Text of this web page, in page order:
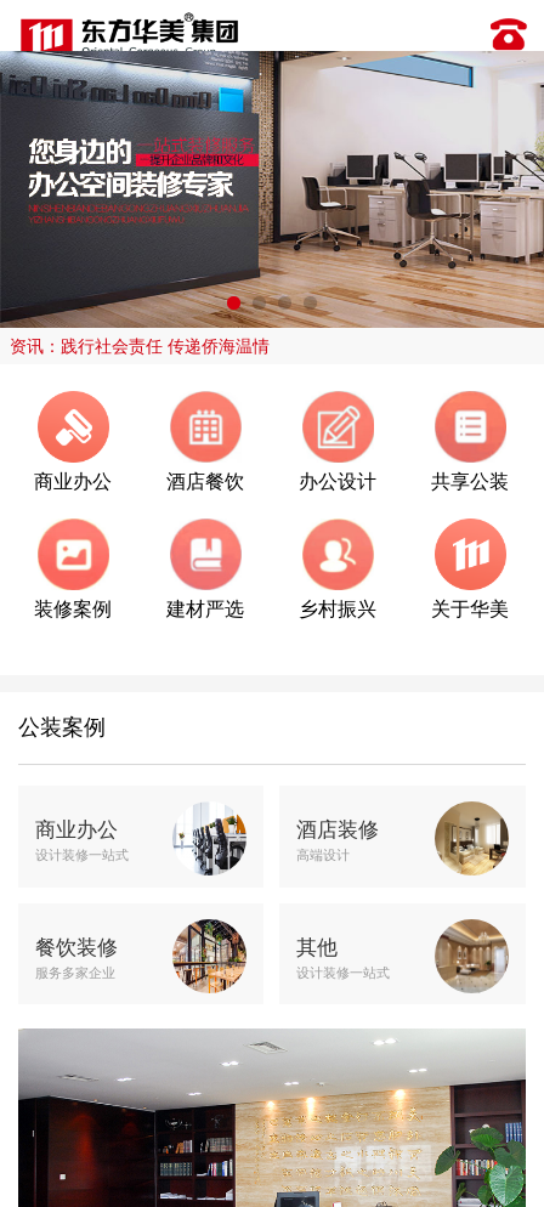
资讯：践行社会责任 传递侨海温情
商业办公 酒店餐饮 办公设计 共享公装
装修案例 建材严选 乡村振兴 关于华美
公装案例
商业办公
设计装修一站式
酒店装修
高端设计
餐饮装修
服务多家企业
其他
设计装修一站式